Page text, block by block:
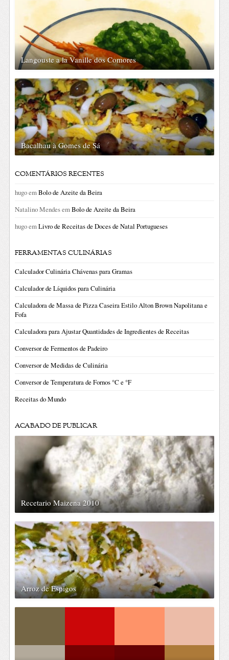
Langouste a la Vanille dos Comores
Bacalhau à Gomes de Sá
COMENTÁRIOS RECENTES
hugoemBolo de Azeite da Beira
Natalino MendesemBolo de Azeite da Beira
hugoemLivro de Receitas de Doces de Natal Portugueses
FERRAMENTAS CULINÁRIAS
Calculador Culinária Chávenas para Gramas
Calculador de Líquidos para Culinária
Calculadora de Massa de Pizza Caseira Estilo Alton Brown Napolitana e
Fofa
Calculadora para Ajustar Quantidades de Ingredientes de Receitas
Conversor de Fermentos de Padeiro
Conversor de Medidas de Culinária
Conversor de Temperatura de Fornos °C e °F
Receitas do Mundo
ACABADO DE PUBLICAR
Recetario Maizena 2010
Arroz de Espigos